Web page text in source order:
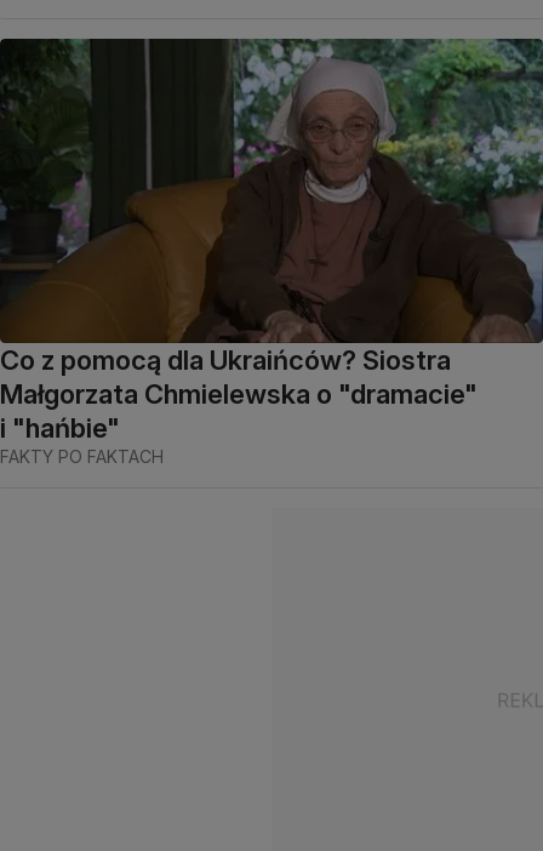
Co z pomocą dla Ukraińców? Siostra
Małgorzata Chmielewska o "dramacie"
i "hańbie"
FAKTY PO FAKTACH